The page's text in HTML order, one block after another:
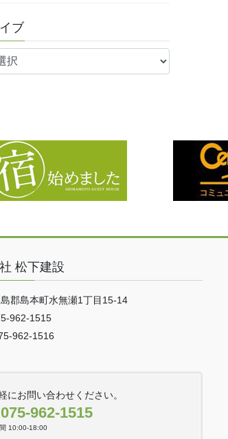
ブ
松下建設
郡島本町水無瀬1丁目15-14
962-1515
962-1516
にお問い合わせください。
075-962-1515
10:00-18:00